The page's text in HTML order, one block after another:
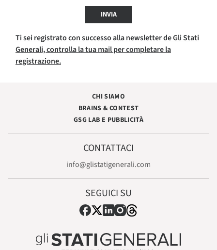
INVIA
Ti sei registrato con successo alla newsletter de Gli Stati
Generali, controlla la tua mail per completare la
registrazione.
CHI SIAMO
BRAINS & CONTEST
GSG LAB E PUBBLICITÀ
CONTATTACI
info@glistatigenerali.com
SEGUICI SU